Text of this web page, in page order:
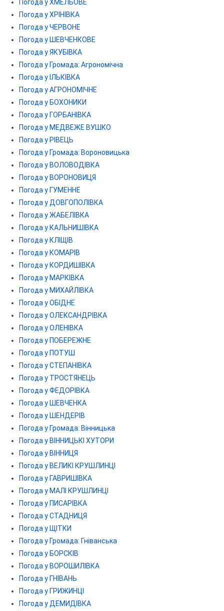
Погода у ХМЕЛЬОВЕ
Погода у ХРІНІВКА
Погода у ЧЕРВОНЕ
Погода у ШЕВЧЕНКОВЕ
Погода у ЯКУБІВКА
Погода у Громада: Агрономічна
Погода у ІЛЬКІВКА
Погода у АГРОНОМІЧНЕ
Погода у БОХОНИКИ
Погода у ГОРБАНІВКА
Погода у МЕДВЕЖЕ ВУШКО
Погода у РІВЕЦЬ
Погода у Громада: Вороновицька
Погода у ВОЛОВОДІВКА
Погода у ВОРОНОВИЦЯ
Погода у ГУМЕННЕ
Погода у ДОВГОПОЛІВКА
Погода у ЖАБЕЛІВКА
Погода у КАЛЬНИШІВКА
Погода у КЛІЩІВ
Погода у КОМАРІВ
Погода у КОРДИШІВКА
Погода у МАРКІВКА
Погода у МИХАЙЛІВКА
Погода у ОБІДНЕ
Погода у ОЛЕКСАНДРІВКА
Погода у ОЛЕНІВКА
Погода у ПОБЕРЕЖНЕ
Погода у ПОТУШ
Погода у СТЕПАНІВКА
Погода у ТРОСТЯНЕЦЬ
Погода у ФЕДОРІВКА
Погода у ШЕВЧЕНКА
Погода у ШЕНДЕРІВ
Погода у Громада: Вінницька
Погода у ВІННИЦЬКІ ХУТОРИ
Погода у ВІННИЦЯ
Погода у ВЕЛИКІ КРУШЛИНЦІ
Погода у ГАВРИШІВКА
Погода у МАЛІ КРУШЛИНЦІ
Погода у ПИСАРІВКА
Погода у СТАДНИЦЯ
Погода у ЩІТКИ
Погода у Громада: Гніванська
Погода у БОРСКІВ
Погода у ВОРОШИЛІВКА
Погода у ГНІВАНЬ
Погода у ГРИЖИНЦІ
Погода у ДЕМИДІВКА